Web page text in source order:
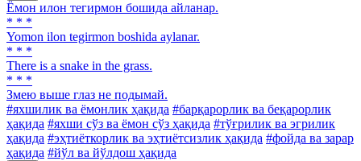
Ёмон илон тегирмон бошида айланар.
* * *
Yomon ilon tegirmon boshida aylanar.
* * *
There is a snake in the grass.
* * *
Змею выше глаз не подымай.
#яхшилик ва ёмонлик ҳақида #барқарорлик ва беқарорлик
ҳақида #яхши сўз ва ёмон сўз ҳақида #тўғрилик ва эгрилик
ҳақида #эҳтиёткорлик ва эҳтиётсизлик ҳақида #фойда ва зарар
ҳақида #йўл ва йўлдош ҳақида